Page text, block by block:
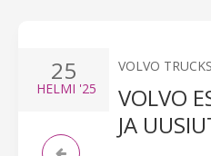
25
HELMI '25
VOLVO
VOLVO
JA